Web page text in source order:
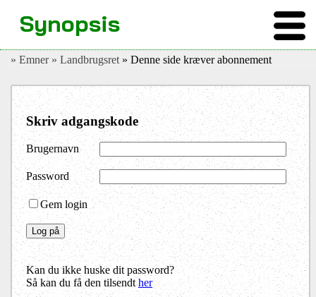
» Emner » Landbrugsret » Denne side kræver abonnement
Skriv adgangskode
Brugernavn
Password
Gem login
Kan du ikke huske dit password?
Så kan du få den tilsendther
Synopsis